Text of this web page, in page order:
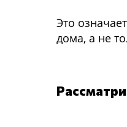
Это
дома, а не